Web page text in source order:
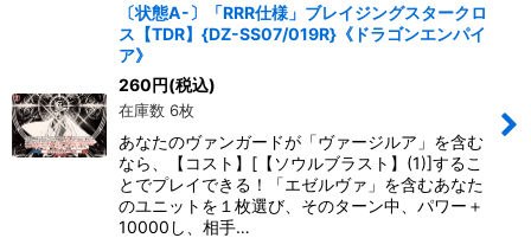
〔状態A-〕「RRR仕様」ブレイジングスタークロ
ス【TDR】{DZ-SS07/019R}《ドラゴンエンパイ
ア》
260円(税込)
在庫数 6枚
あなたのヴァンガードが「ヴァージルア」を含む
なら、【コスト】[【ソウルブラスト】(1)]するこ
とでプレイできる！「エゼルヴァ」を含むあなた
のユニットを１枚選び、そのターン中、パワー＋
10000し、相手…